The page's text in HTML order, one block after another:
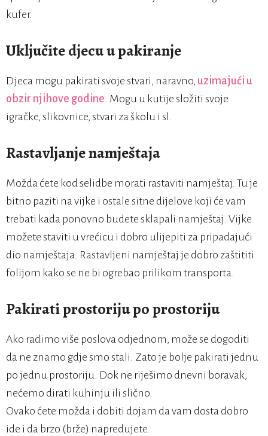
kufer.
Uključite djecu u pakiranje
Djeca mogu pakirati svoje stvari, naravno, uzimajući u
obzir njihove godine. Mogu u kutije složiti svoje
igračke, slikovnice, stvari za školu i sl.
Rastavljanje namještaja
Možda ćete kod selidbe morati rastaviti namještaj. Tu je
bitno paziti na vijke i ostale sitne dijelove koji će vam
trebati kada ponovno budete sklapali namještaj. Vijke
možete staviti u vrećicu i dobro ulijepiti za pripadajući
dio namještaja. Rastavljeni namještaj je dobro zaštititi
folijom kako se ne bi ogrebao prilikom transporta.
Pakirati prostoriju po prostoriju
Ako radimo više poslova odjednom, može se dogoditi
da ne znamo gdje smo stali. Zato je bolje pakirati jednu
po jednu prostoriju. Dok ne riješimo dnevni boravak,
nećemo dirati kuhinju ili slično.
Ovako ćete možda i dobiti dojam da vam dosta dobro
ide i da brzo (brže) napredujete.